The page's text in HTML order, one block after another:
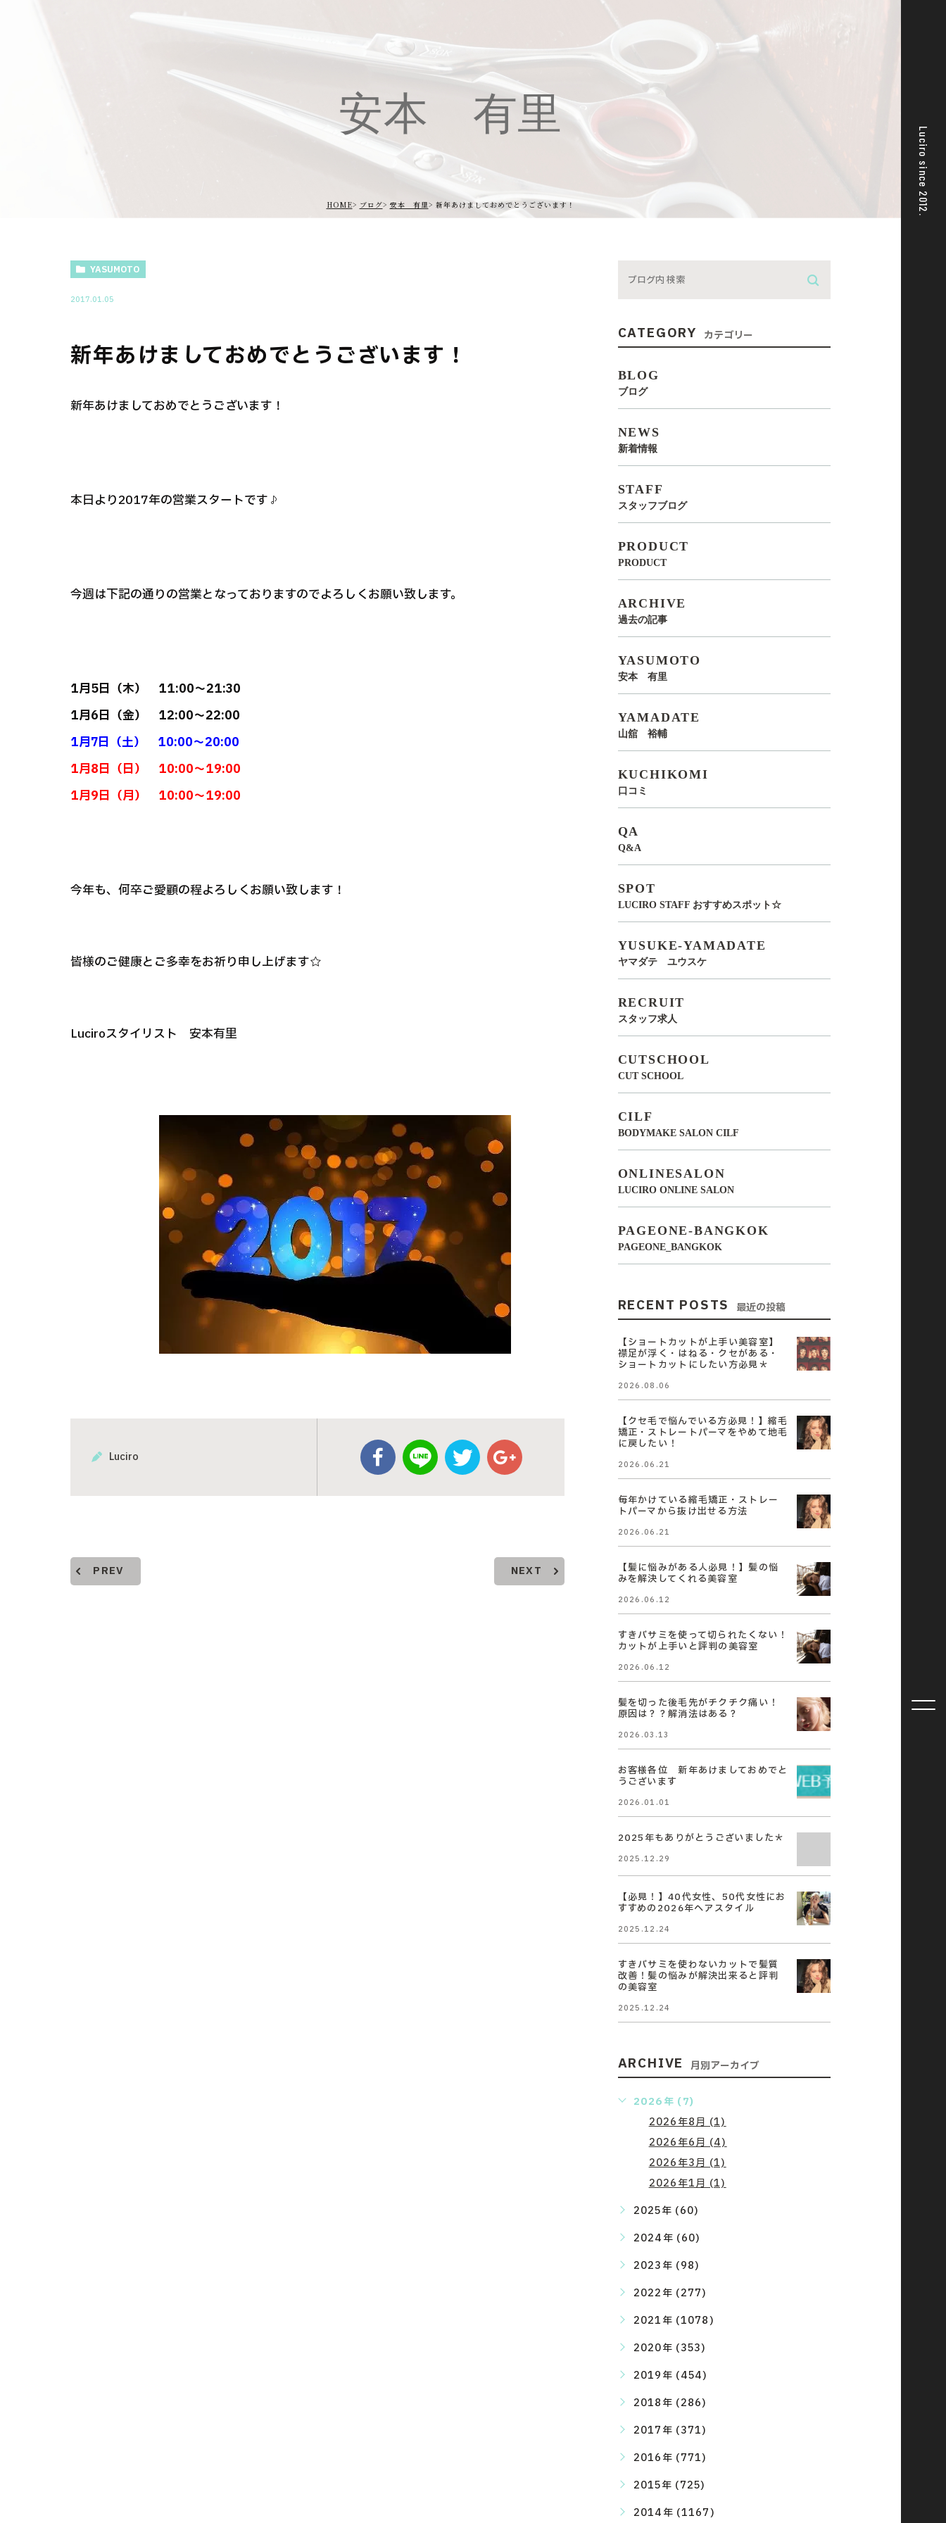
Luciro since 2012.
安本 有里
HOME ブログ 安本 有里 新年あけましておめでとうございます！
YASUMOTO
2017.01.05
新年あけましておめでとうございます！
新年あけましておめでとうございます！
本日より2017年の営業スタートです♪
今週は下記の通りの営業となっておりますのでよろしくお願い致します。
1月5日（木） 11:00～21:30
1月6日（金） 12:00～22:00
1月7日（土） 10:00～20:00
1月8日（日） 10:00～19:00
1月9日（月） 10:00～19:00
今年も、何卒ご愛顧の程よろしくお願い致します！
皆様のご健康とご多幸をお祈り申し上げます☆
Luciroスタイリスト 安本有里
Luciro
PREV NEXT
CATEGORY カテゴリー
BLOG
ブログ
NEWS
新着情報
STAFF
スタッフブログ
PRODUCT
PRODUCT
ARCHIVE
過去の記事
YASUMOTO
安本 有里
YAMADATE
山舘 裕輔
KUCHIKOMI
口コミ
QA
Q&A
SPOT
LUCIRO STAFF おすすめスポット☆
YUSUKE-YAMADATE
ヤマダテ ユウスケ
RECRUIT
スタッフ求人
CUTSCHOOL
CUT SCHOOL
CILF
BODYMAKE SALON CILF
ONLINESALON
LUCIRO ONLINE SALON
PAGEONE-BANGKOK
PAGEONE_BANGKOK
RECENT POSTS 最近の投稿
【ショートカットが上手い美容室】
襟足が浮く・はねる・クセがある・
ショートカットにしたい方必見＊
2026.08.06
【クセ毛で悩んでいる方必見！】縮毛
矯正・ストレートパーマをやめて地毛
に戻したい！
2026.06.21
毎年かけている縮毛矯正・ストレー
トパーマから抜け出せる方法
2026.06.21
【髪に悩みがある人必見！】髪の悩
みを解決してくれる美容室
2026.06.12
すきバサミを使って切られたくない！
カットが上手いと評判の美容室
2026.06.12
髪を切った後毛先がチクチク痛い！
原因は？？解消法はある？
2026.03.13
お客様各位 新年あけましておめでと
うございます
2026.01.01
2025年もありがとうございました＊
2025.12.29
【必見！】40代女性、50代女性にお
すすめの2026年ヘアスタイル
2025.12.24
すきバサミを使わないカットで髪質
改善！髪の悩みが解決出来ると評判
の美容室
2025.12.24
ARCHIVE 月別アーカイブ
2026年 (7)
2026年8月 (1)
2026年6月 (4)
2026年3月 (1)
2026年1月 (1)
2025年 (60)
2024年 (60)
2023年 (98)
2022年 (277)
2021年 (1078)
2020年 (353)
2019年 (454)
2018年 (286)
2017年 (371)
2016年 (771)
2015年 (725)
2014年 (1167)